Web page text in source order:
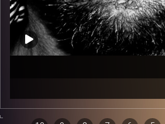
של הופעות חיות. הרבה ג'אם, רוק,
בלוז, bluegrass, ג'אז, Fאנק, פרוגרסיב ואפילו אלקטרוניקה.